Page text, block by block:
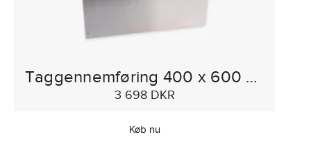
Taggennemføring 400 x 600 mm
3 698 DKR
Køb nu